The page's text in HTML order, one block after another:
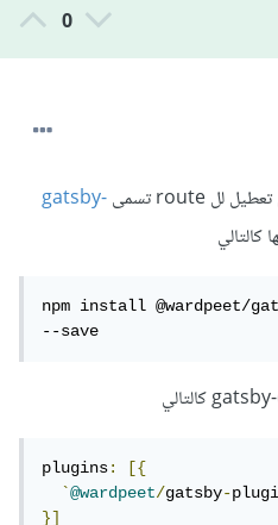
0
gatsby-
npm install @wardpeet/
plugins:
[{
`@wardpeet/gatsby-
}]